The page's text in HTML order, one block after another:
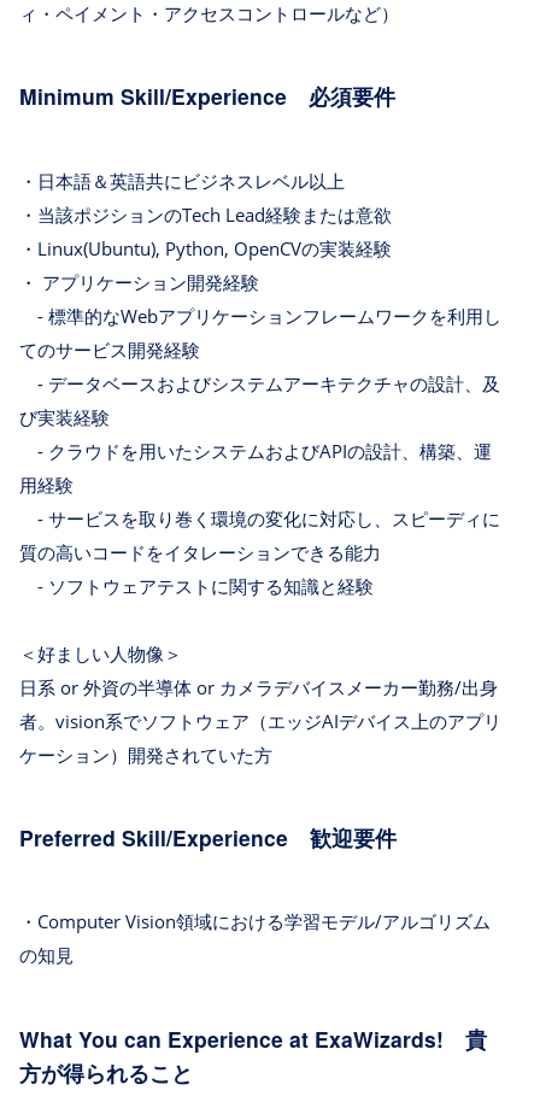
ィ・ペイメント・アクセスコントロールなど）
Minimum Skill/Experience 必須要件
・日本語＆英語共にビジネスレベル以上
・当該ポジションのTech Lead経験または意欲
・Linux(Ubuntu), Python, OpenCVの実装経験
・ アプリケーション開発経験
- 標準的なWebアプリケーションフレームワークを利用し
てのサービス開発経験
- データベースおよびシステムアーキテクチャの設計、及
び実装経験
- クラウドを用いたシステムおよびAPIの設計、構築、運
用経験
- サービスを取り巻く環境の変化に対応し、スピーディに
質の高いコードをイタレーションできる能力
- ソフトウェアテストに関する知識と経験
＜好ましい人物像＞
日系 or 外資の半導体 or カメラデバイスメーカー勤務/出身
者。vision系でソフトウェア（エッジAIデバイス上のアプリ
ケーション）開発されていた方
Preferred Skill/Experience 歓迎要件
・Computer Vision領域における学習モデル/アルゴリズム
の知見
What You can Experience at ExaWizards! 貴
方が得られること